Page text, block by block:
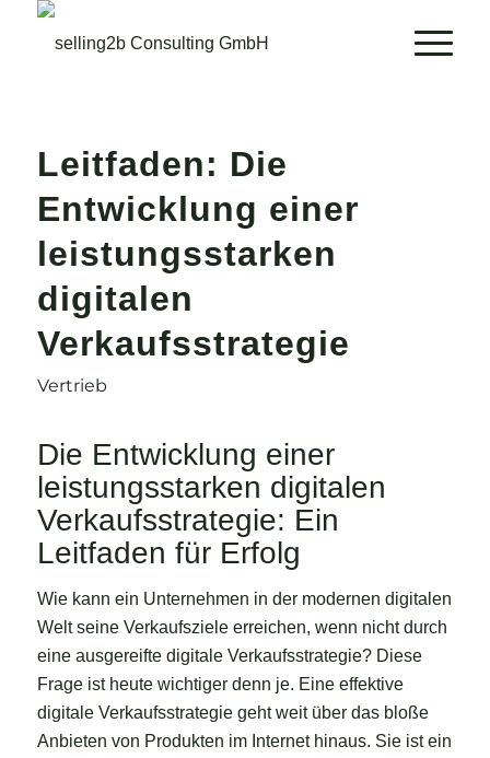
Leitfaden: Die
Entwicklung einer
leistungsstarken
digitalen
Verkaufsstrategie
Vertrieb
Die Entwicklung einer
leistungsstarken digitalen
Verkaufsstrategie: Ein
Leitfaden für Erfolg
Wie kann ein Unternehmen in der modernen digitalen
Welt seine Verkaufsziele erreichen, wenn nicht durch
eine ausgereifte digitale Verkaufsstrategie? Diese
Frage ist heute wichtiger denn je. Eine effektive
digitale Verkaufsstrategie geht weit über das bloße
Anbieten von Produkten im Internet hinaus. Sie ist ein